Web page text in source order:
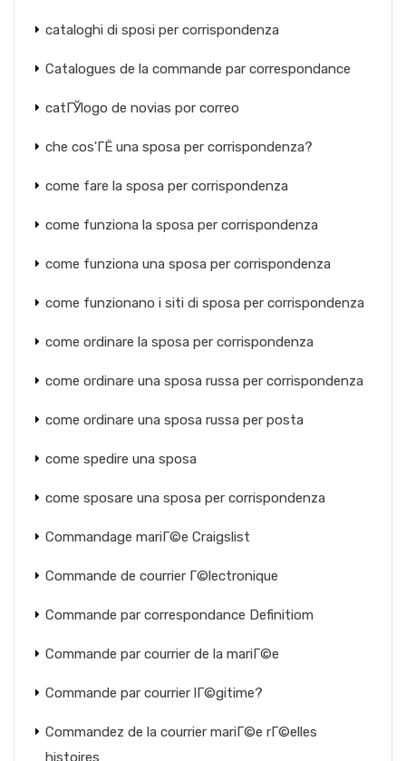
cataloghi di sposi per corrispondenza
Catalogues de la commande par correspondance
catГЎlogo de novias por correo
che cos'ГЁ una sposa per corrispondenza?
come fare la sposa per corrispondenza
come funziona la sposa per corrispondenza
come funziona una sposa per corrispondenza
come funzionano i siti di sposa per corrispondenza
come ordinare la sposa per corrispondenza
come ordinare una sposa russa per corrispondenza
come ordinare una sposa russa per posta
come spedire una sposa
come sposare una sposa per corrispondenza
Commandage mariГ©e Craigslist
Commande de courrier Г©lectronique
Commande par correspondance Definitiom
Commande par courrier de la mariГ©e
Commande par courrier lГ©gitime?
Commandez de la courrier mariГ©e rГ©elles
histoires